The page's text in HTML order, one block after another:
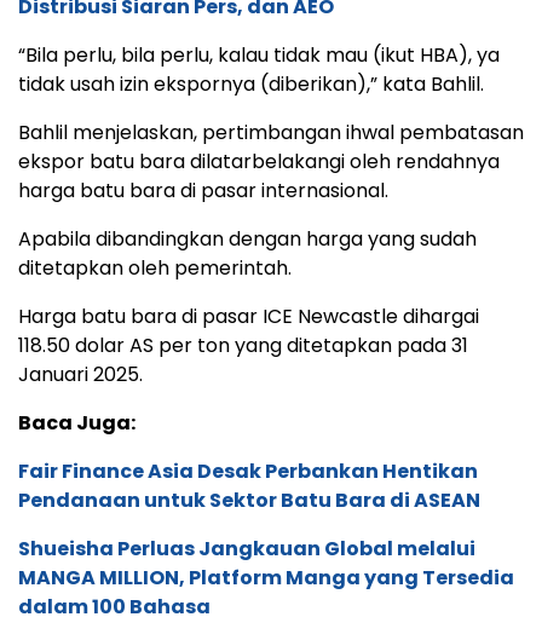
Distribusi Siaran Pers, dan AEO
“Bila perlu, bila perlu, kalau tidak mau (ikut HBA), ya
tidak usah izin ekspornya (diberikan),” kata Bahlil.
Bahlil menjelaskan, pertimbangan ihwal pembatasan
ekspor batu bara dilatarbelakangi oleh rendahnya
harga batu bara di pasar internasional.
Apabila dibandingkan dengan harga yang sudah
ditetapkan oleh pemerintah.
Harga batu bara di pasar ICE Newcastle dihargai
118.50 dolar AS per ton yang ditetapkan pada 31
Januari 2025.
Baca Juga:
Fair Finance Asia Desak Perbankan Hentikan
Pendanaan untuk Sektor Batu Bara di ASEAN
Shueisha Perluas Jangkauan Global melalui
MANGA MILLION, Platform Manga yang Tersedia
dalam 100 Bahasa